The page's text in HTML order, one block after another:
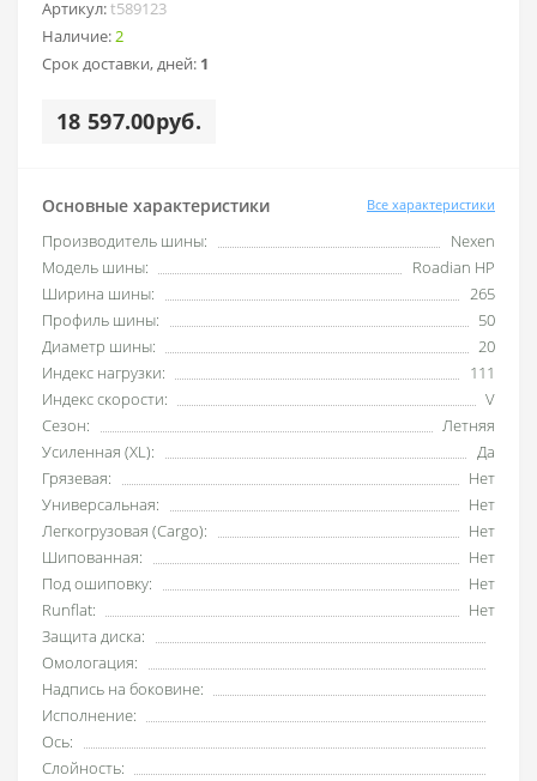
Артикул:t589123
Наличие:2
Срок доставки, дней: 1
18 597.00руб.
Основные характеристики Все характеристики
Производитель шины:
Nexen
Модель шины:
Roadian HP
Ширина шины:
265
Профиль шины:
50
Диаметр шины:
20
Индекс нагрузки:
111
Индекс скорости:
V
Сезон:
Летняя
Усиленная (XL):
Да
Грязевая:
Нет
Универсальная:
Нет
Легкогрузовая (Cargo):
Нет
Шипованная:
Нет
Под ошиповку:
Нет
Runflat:
Нет
Защита диска:
Омологация:
Надпись на боковине:
Исполнение:
Ось:
Слойность: